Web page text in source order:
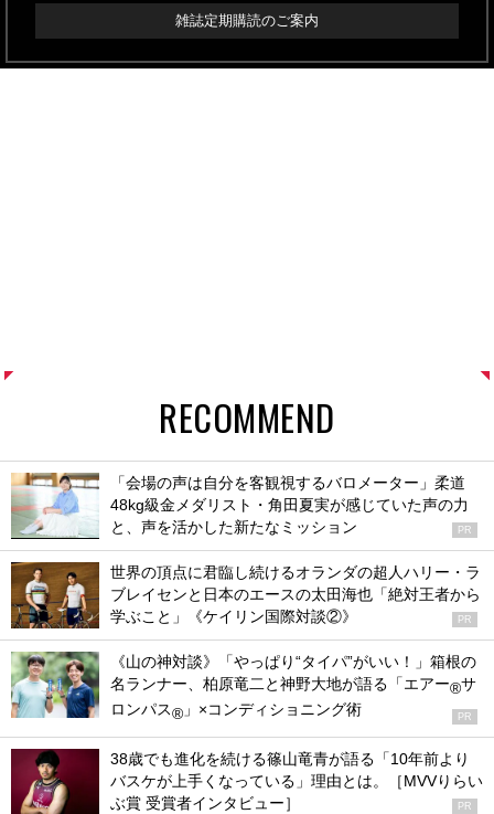
雑誌定期購読のご案内
RECOMMEND
「会場の声は自分を客観視するバロメーター」柔道
48kg級金メダリスト・角田夏実が感じていた声の力
と、声を活かした新たなミッション
PR
世界の頂点に君臨し続けるオランダの超人ハリー・ラ
ブレイセンと日本のエースの太田海也「絶対王者から
学ぶこと」《ケイリン国際対談②》
PR
《山の神対談》「やっぱり“タイパ”がいい！」箱根の
名ランナー、柏原竜二と神野大地が語る「エアー®サ
ロンパス® 」×コンディショニング術 PR
38歳でも進化を続ける篠山竜青が語る「10年前より
バスケが上手くなっている」理由とは。［MVVりらい
ぶ賞 受賞者インタビュー］
PR